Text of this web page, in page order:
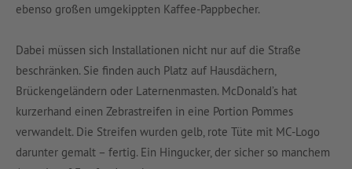
ebenso großen umgekippten Kaffee-Pappbecher.
Dabei müssen sich Installationen nicht nur auf die Straße
beschränken. Sie finden auch Platz auf Hausdächern,
Brückengeländern oder Laternenmasten. McDonald’s hat
kurzerhand einen Zebrastreifen in eine Portion Pommes
verwandelt. Die Streifen wurden gelb, rote Tüte mit MC-Logo
darunter gemalt – fertig. Ein Hingucker, der sicher so manchem